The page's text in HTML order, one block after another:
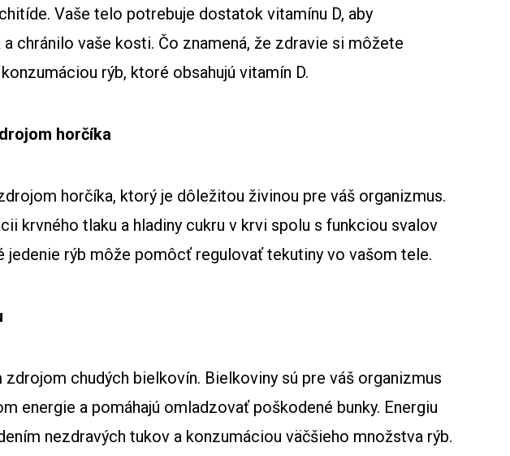
Vaše telo potrebuje dostatok vitamínu D, aby
chránilo vaše kosti. Čo znamená, že zdravie si môžete
rýb, ktoré obsahujú vitamín D.
horčíka
horčíka, ktorý je dôležitou živinou pre váš organizmus.
krvného tlaku a hladiny cukru v krvi spolu s funkciou svalov
jedenie rýb môže pomôcť regulovať tekutiny vo vašom tele.
zdrojom chudých bielkovín. Bielkoviny sú pre váš organizmus
energie a pomáhajú omladzovať poškodené bunky. Energiu
nezdravých tukov a konzumáciou väčšieho množstva rýb.